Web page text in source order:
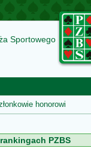
Sportowego
honorowi
PZBS